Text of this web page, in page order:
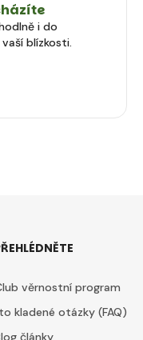
i do
blízkosti.
věrnostní program
kladené otázky (FAQ)
články